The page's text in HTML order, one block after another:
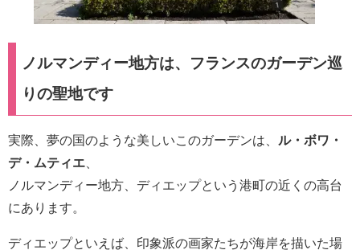
ノルマンディー地方は、フランスのガーデン巡
りの聖地です
実際、夢の国のような美しいこのガーデンは、
ル・ボワ・
デ・ムティエ
ノルマンディー地方、ディエップという港町の近くの高台
にあります。
ディエップといえば、印象派の画家たちが海岸を描いた場